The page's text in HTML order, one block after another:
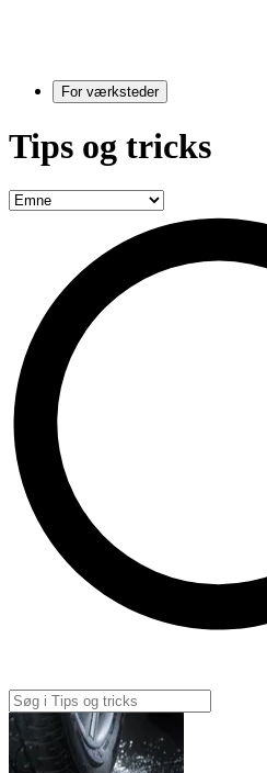
For værksteder
Tips og tricks